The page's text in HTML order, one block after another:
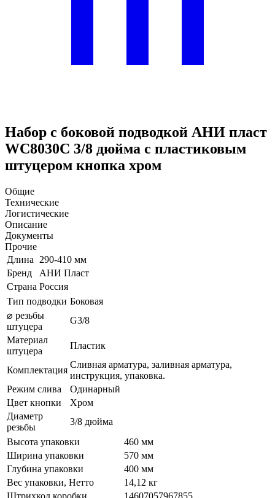
Набор с боковой подводкой АНИ пласт
WC8030C 3/8 дюйма с пластиковым
штуцером кнопка хром
Общие
Технические
Логистические
Описание
Документы
Прочие
Длина
290-410 мм
Бренд
АНИ Пласт
Страна Россия
Тип подводки Боковая
⌀ резьбы
штуцера
G3/8
Материал
штуцера
Пластик
Комплектация
Сливная арматура, заливная арматура,
инструкция, упаковка.
Режим слива
Одинарный
Цвет кнопки
Хром
Диаметр
резьбы
3/8 дюйма
Высота упаковки
460 мм
Ширина упаковки
570 мм
Глубина упаковки
400 мм
Вес упаковки, Нетто
14,12 кг
Штрихкод коробки
14607057967855